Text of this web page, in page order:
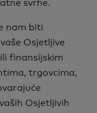
svrhe.
nam biti
Osjetljive
finansijskim
trgovcima,
Osjetljivih